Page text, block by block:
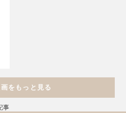
をもっと見る
事